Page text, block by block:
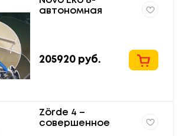
автономная
205920 руб.
Zörde 4 –
совершенное